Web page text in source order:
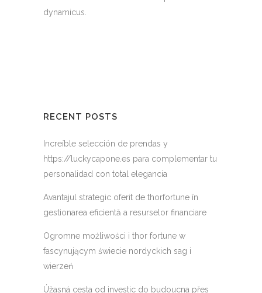
dynamicus.
RECENT POSTS
Increíble selección de prendas y
https://luckycapone.es para complementar tu
personalidad con total elegancia
Avantajul strategic oferit de thorfortune în
gestionarea eficientă a resurselor financiare
Ogromne możliwości i thor fortune w
fascynującym świecie nordyckich sag i
wierzeń
Úžasná cesta od investic do budoucna přes